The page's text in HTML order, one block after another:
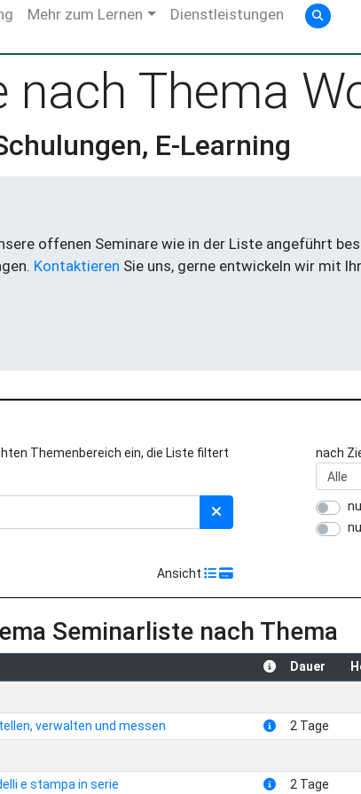
Mehr zum Lernen Dienstleistungen
nach Thema
E-Learning
offenen Seminare wie in der Liste angeführt
Kontaktieren Sie uns, gerne entwickeln wir mit
Themenbereich ein, die Liste filtert
Ansicht
nach
Seminarliste nach Thema
Dauer
verwalten und messen 2 Tage
e stampa in serie 2 Tage